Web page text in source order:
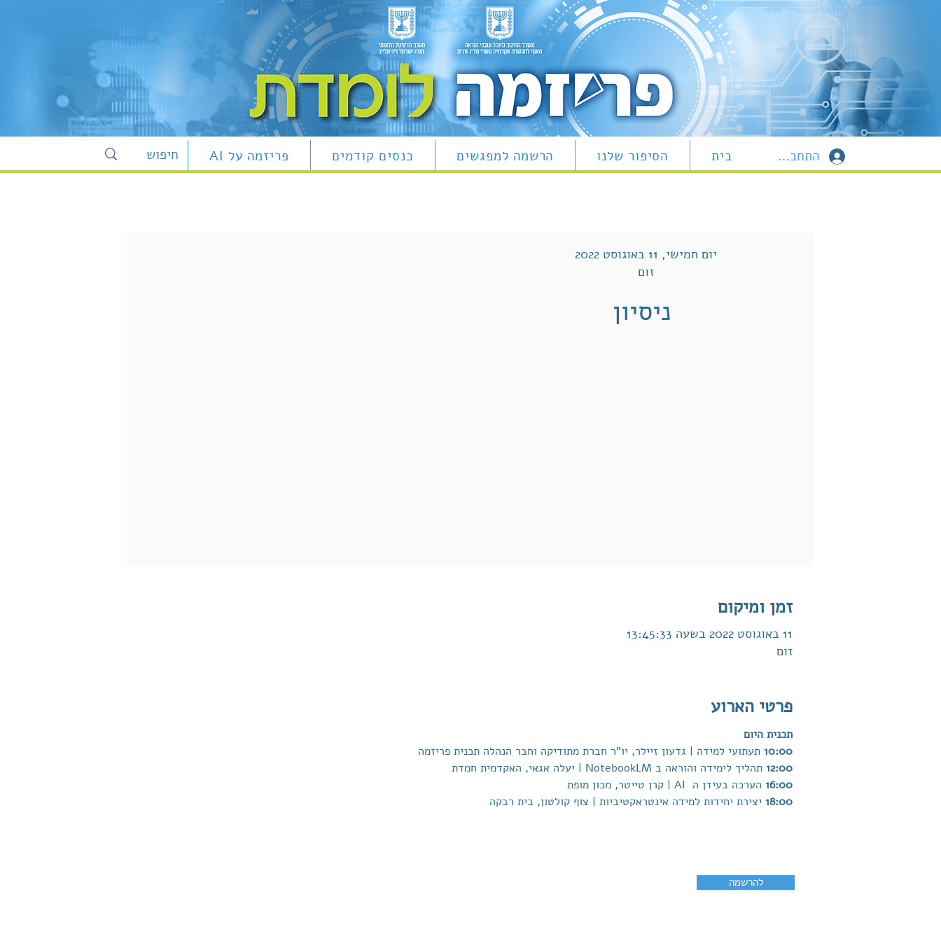
בית הסיפור שלנו הרשמה למפגשים כנסים קודמים פריזמה על AI התחברות
יום חמישי, 11 באוגוסט 2022
זום
ניסיון
זמן ומיקום
11 באוגוסט 2022 בשעה 13:45:33
זום
פרטי הארוע
תכנית היום
10:00 תעתועי למידה | גדעון זיילר, יו"ר חברת מתודיקה וחבר הנהלה תכנית פריזמה
12:00 תהליך לימידה והוראה ב NotebookLM | יעלה אגאי, האקדמית חמדת
16:00 הערכה בעידן ה  AI | קרן טייטר, מכון מופת
18:00 יצירת יחידות למידה אינטראקטיביות | צוף קולטון, בית רבקה
להרשמה